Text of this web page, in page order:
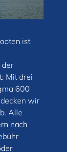
ist
der
Mit drei
600
wir
Alle
nach